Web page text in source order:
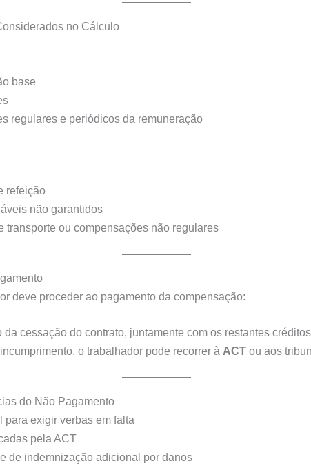
no Cálculo
base
regulares e periódicos da remuneração
refeição
não garantidos
transporte ou compensações não regulares
deve proceder ao pagamento da compensação:
da cessação do contrato, juntamente com os restantes
o trabalhador pode recorrer à ACT ou aos
do Não Pagamento
para exigir verbas em falta
pela ACT
de indemnização adicional por danos